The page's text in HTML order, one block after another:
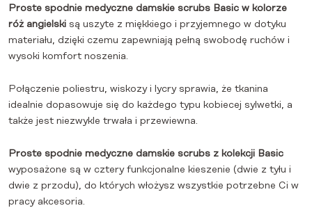
Proste spodnie medyczne damskie scrubs Basic w kolorze
róż angielski są uszyte z miękkiego i przyjemnego w dotyku
materiału, dzięki czemu zapewniają pełną swobodę ruchów i
wysoki komfort noszenia.
Połączenie poliestru, wiskozy i lycry sprawia, że tkanina
idealnie dopasowuje się do każdego typu kobiecej sylwetki, a
także jest niezwykle trwała i przewiewna.
Proste spodnie medyczne damskie scrubs z kolekcji Basic
wyposażone są w cztery funkcjonalne kieszenie (dwie z tyłu i
dwie z przodu), do których włożysz wszystkie potrzebne Ci w
pracy akcesoria.